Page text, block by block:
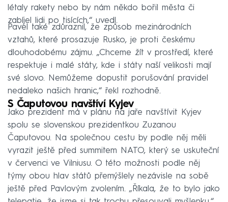
létaly rakety nebo by nám někdo bořil města či
zabíjel lidi po tisících,“ uvedl.
Pavel také zdůraznil, že způsob mezinárodních
vztahů, které prosazuje Rusko, je proti českému
dlouhodobému zájmu. „Chceme žít v prostředí, které
respektuje i malé státy, kde i státy naší velikosti mají
své slovo. Nemůžeme dopustit porušování pravidel
nedaleko našich hranic,“ řekl rozhodně.
S Čaputovou navštíví Kyjev
Jako prezident má v plánu na jaře navštívit Kyjev
spolu se slovenskou prezidentkou Zuzanou
Čaputovou. Na společnou cestu by podle něj měli
vyrazit ještě před summitem NATO, který se uskuteční
v červenci ve Vilniusu. O této možnosti podle něj
týmy obou hlav států přemýšlely nezávisle na sobě
ještě před Pavlovým zvolením. „Říkala, že to bylo jako